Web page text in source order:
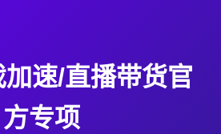
速/直播带货官
方专项